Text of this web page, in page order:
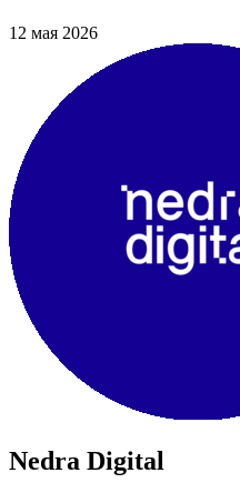
12 мая 2026
Nedra Digital